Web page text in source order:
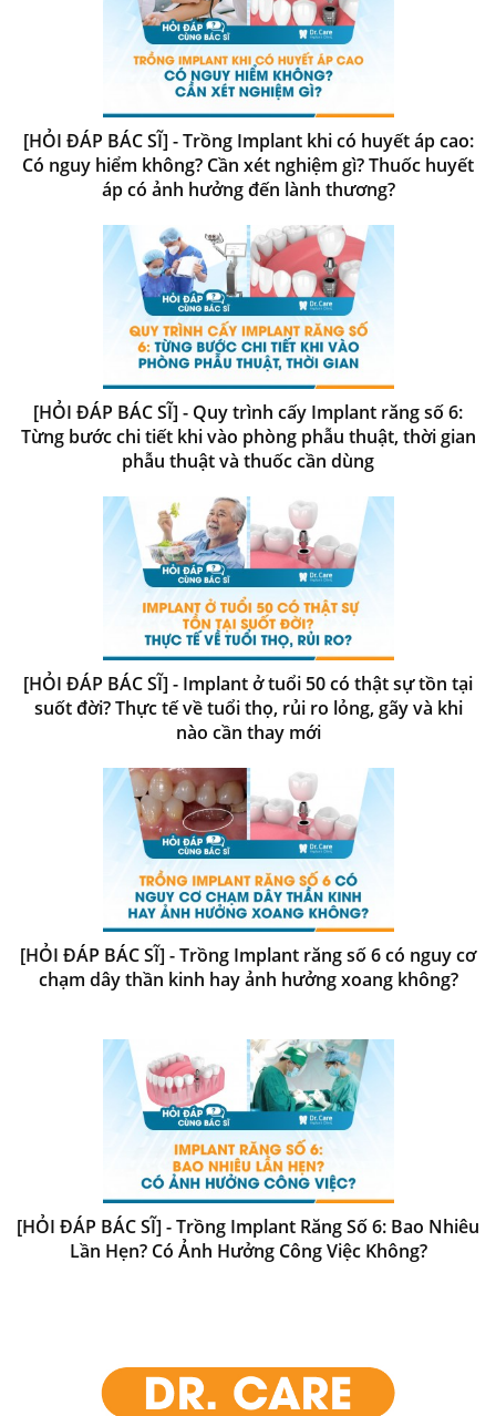
[HỎI ĐÁP BÁC SĨ] - Trồng Implant khi có huyết áp cao:
Có nguy hiểm không? Cần xét nghiệm gì? Thuốc huyết
áp có ảnh hưởng đến lành thương?
[HỎI ĐÁP BÁC SĨ] - Quy trình cấy Implant răng số 6:
Từng bước chi tiết khi vào phòng phẫu thuật, thời gian
phẫu thuật và thuốc cần dùng
[HỎI ĐÁP BÁC SĨ] - Implant ở tuổi 50 có thật sự tồn tại
suốt đời? Thực tế về tuổi thọ, rủi ro lỏng, gãy và khi
nào cần thay mới
[HỎI ĐÁP BÁC SĨ] - Trồng Implant răng số 6 có nguy cơ
chạm dây thần kinh hay ảnh hưởng xoang không?
[HỎI ĐÁP BÁC SĨ] - Trồng Implant Răng Số 6: Bao Nhiêu
Lần Hẹn? Có Ảnh Hưởng Công Việc Không?